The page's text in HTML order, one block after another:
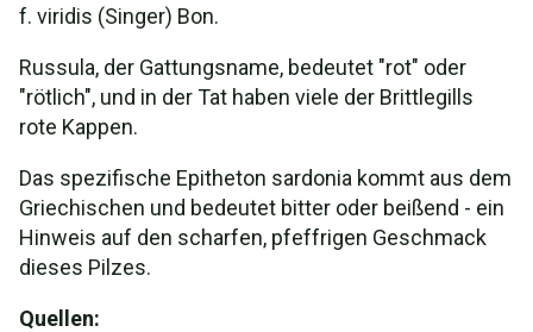
f. viridis (Singer) Bon.
Russula, der Gattungsname, bedeutet "rot" oder
"rötlich", und in der Tat haben viele der Brittlegills
rote Kappen.
Das spezifische Epitheton sardonia kommt aus dem
Griechischen und bedeutet bitter oder beißend - ein
Hinweis auf den scharfen, pfeffrigen Geschmack
dieses Pilzes.
Quellen: